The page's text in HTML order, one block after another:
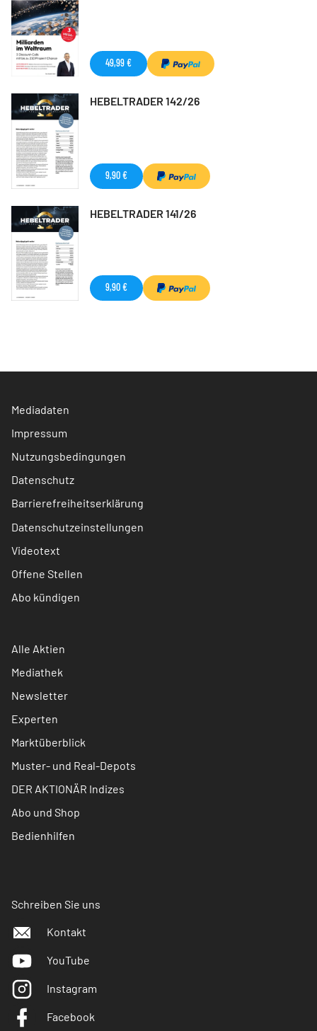
49,99 €
HEBELTRADER 142/26
9,90 €
HEBELTRADER 141/26
9,90 €
Mediadaten
Impressum
Nutzungsbedingungen
Datenschutz
Barrierefreiheitserklärung
Datenschutzeinstellungen
Videotext
Offene Stellen
Abo kündigen
Alle Aktien
Mediathek
Newsletter
Experten
Marktüberblick
Muster- und Real-Depots
DER AKTIONÄR Indizes
Abo und Shop
Bedienhilfen
Schreiben Sie uns
Kontakt
YouTube
Instagram
Facebook